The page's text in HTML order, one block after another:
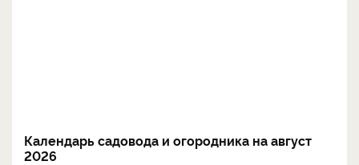
Календарь садовода и огородника на август
2026